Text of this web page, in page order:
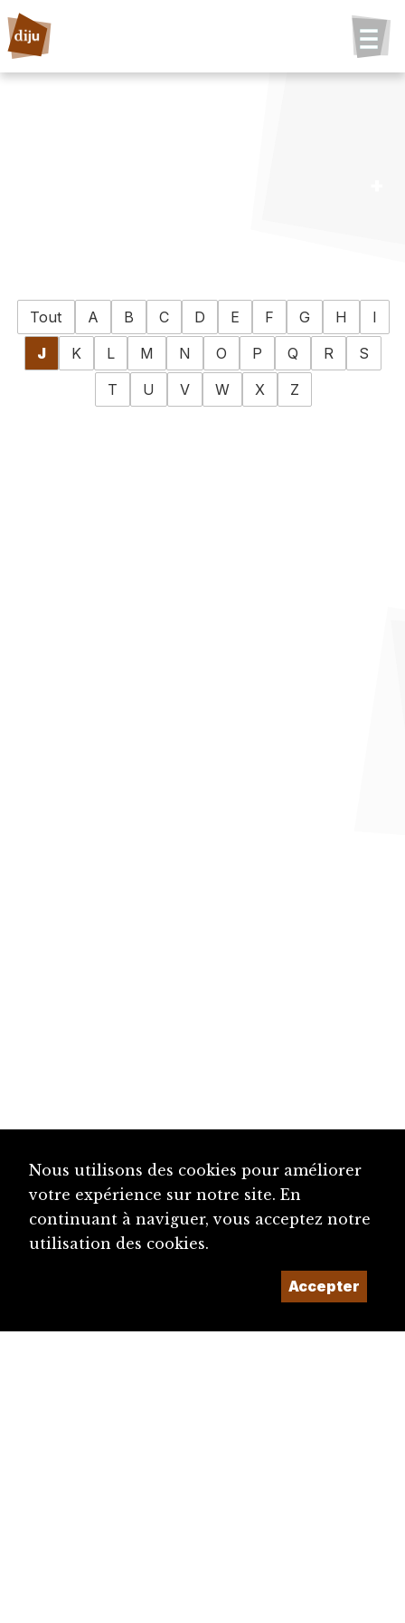
Tout A B C D E F G H
I
J
K L M N O P Q R
S
T
U V W X Z
Nous utilisons des cookies pour améliorer
votre expérience sur notre site. En
continuant à naviguer, vous acceptez notre
utilisation des cookies.
Accepter